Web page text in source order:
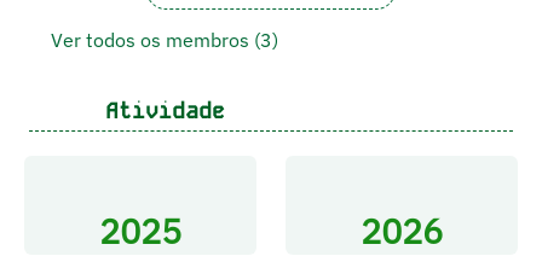
Ver todos os membros (3)
Atividade
2025 2026